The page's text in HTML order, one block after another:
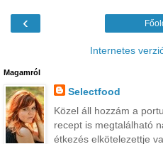
‹
Internetes
Magamról
Selectfood
Közel áll hozzám a
recept is megtalálható
étkezés elkötelezettje